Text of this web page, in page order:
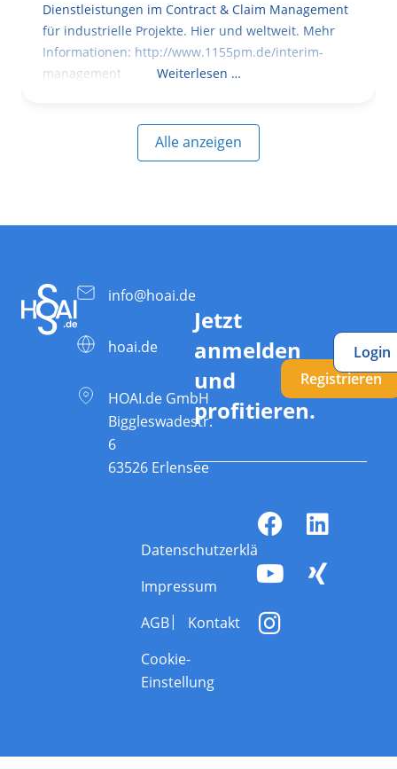
Dienstleistungen im Contract & Claim Management
für industrielle Projekte. Hier und weltweit. Mehr
Informationen: http://www.1155pm.de/interim-
management
Weiterlesen …
Alle anzeigen
info@hoai.de
hoai.de
HOAI.de GmbH
Biggleswadestr.
6
63526 Erlensee
Jetzt
anmelden
und
profitieren.
Registrieren
Login
Datenschutzerklärung
Impressum
AGB
Kontakt
Cookie-
Einstellung